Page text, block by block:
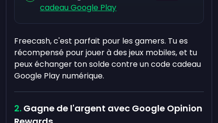
cadeau Google Play
Freecash, c'est parfait pour les gamers. Tu es
récompensé pour jouer à des jeux mobiles, et tu
peux échanger ton solde contre un code cadeau
Google Play numérique.
Gagne de l'argent avec Google Opinion